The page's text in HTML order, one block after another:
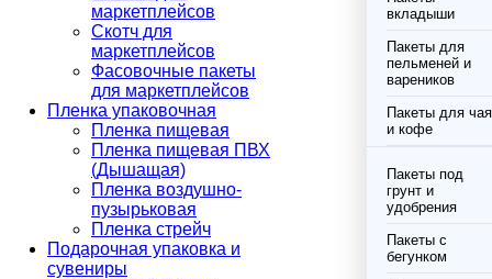
маркетплейсов
Скотч для
маркетплейсов
Фасовочные пакеты
для маркетплейсов
Пленка упаковочная
Пленка пищевая
Пленка пищевая ПВХ
(Дышащая)
Пленка воздушно-
пузырьковая
Пленка стрейч
Подарочная упаковка и
сувениры
вкладыши
Пакеты для
пельменей и
вареников
Пакеты для чая
и кофе
Пакеты под
грунт и
удобрения
Пакеты с
бегунком